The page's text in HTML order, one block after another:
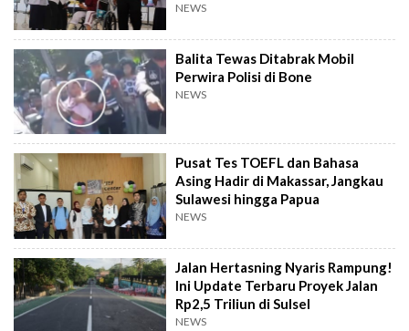
NEWS
Balita Tewas Ditabrak Mobil
Perwira Polisi di Bone
NEWS
Pusat Tes TOEFL dan Bahasa
Asing Hadir di Makassar, Jangkau
Sulawesi hingga Papua
NEWS
Jalan Hertasning Nyaris Rampung!
Ini Update Terbaru Proyek Jalan
Rp2,5 Triliun di Sulsel
NEWS